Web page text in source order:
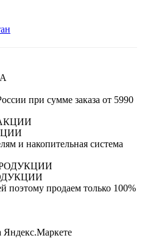
при сумме заказа от 5990
и накопительная система
продаем только 100%
Яндекс.Маркете